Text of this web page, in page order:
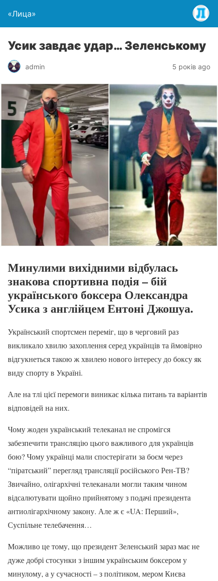
«Лица»
Усик завдає удар… Зеленському
admin 5 років ago
Минулими вихідними відбулась
знакова спортивна подія – бій
українського боксера Олександра
Усика з англійцем Ентоні Джошуа.
Український спортсмен переміг, що в черговий раз
викликало хвилю захоплення серед українців та ймовірно
відгукнеться такою ж хвилею нового інтересу до боксу як
виду спорту в Україні.
Але на тлі цієї перемоги виникає кілька питань та варіантів
відповідей на них.
Чому жоден український телеканал не спромігся
забезпечити трансляцію цього важливого для українців
бою? Чому українці мали спостерігати за боєм через
“піратський” перегляд трансляції російського Рен-ТВ?
Звичайно, олігархічні телеканали могли таким чином
відсалютувати щойно прийнятому з подачі президента
антиолігархічному закону. Але ж є «UA: Перший»,
Суспільне телебачення…
Можливо це тому, що президент Зеленський зараз має не
дуже добрі стосунки з іншим українським боксером у
минулому, а у сучасності – з політиком, мером Києва